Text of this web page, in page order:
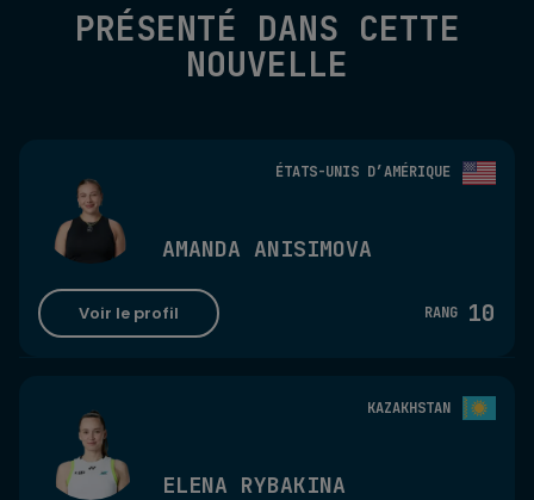
PRÉSENTÉ DANS CETTE
NOUVELLE
ÉTATS-UNIS D’AMÉRIQUE
AMANDA ANISIMOVA
Voir le profil RANG 10
KAZAKHSTAN
ELENA RYBAKINA